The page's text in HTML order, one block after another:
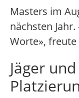
Masters im
nächsten
Worte», freute
Jäger